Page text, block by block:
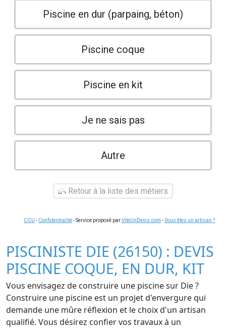
Piscine en dur (parpaing, béton)
Piscine coque
Piscine en kit
Je ne sais pas
Autre
Retour à la liste des métiers
CGU - Confidentialité- Service proposé parViteUnDevis.com -Vous êtes un artisan ?
PISCINISTE DIE (26150) : DEVIS
PISCINE COQUE, EN DUR, KIT
Vous envisagez de construire une piscine sur Die ?
Construire une piscine est un projet d'envergure qui
demande une mûre réflexion et le choix d'un artisan
qualifié. Vous désirez confier vos travaux à un